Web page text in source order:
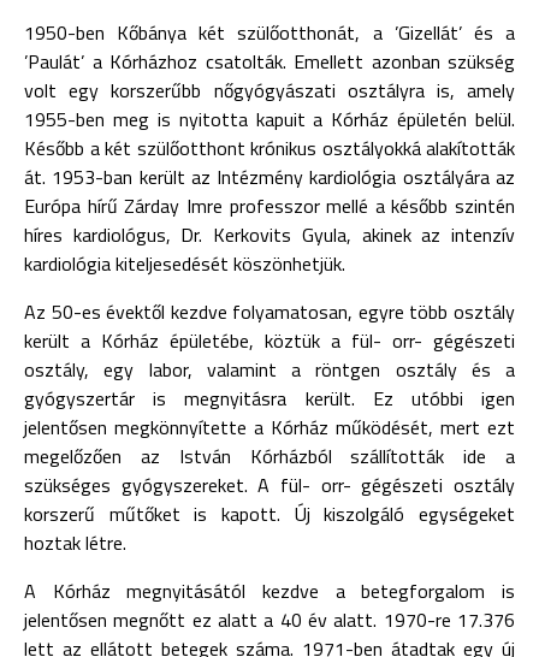
1950-ben Kőbánya két szülőotthonát, a ’Gizellát’ és a
’Paulát’ a Kórházhoz csatolták. Emellett azonban szükség
volt egy korszerűbb nőgyógyászati osztályra is, amely
1955-ben meg is nyitotta kapuit a Kórház épületén belül.
Később a két szülőotthont krónikus osztályokká alakították
át. 1953-ban került az Intézmény kardiológia osztályára az
Európa hírű Zárday Imre professzor mellé a később szintén
híres kardiológus, Dr. Kerkovits Gyula, akinek az intenzív
kardiológia kiteljesedését köszönhetjük.
Az 50-es évektől kezdve folyamatosan, egyre több osztály
került a Kórház épületébe, köztük a fül- orr- gégészeti
osztály, egy labor, valamint a röntgen osztály és a
gyógyszertár is megnyitásra került. Ez utóbbi igen
jelentősen megkönnyítette a Kórház működését, mert ezt
megelőzően az István Kórházból szállították ide a
szükséges gyógyszereket. A fül- orr- gégészeti osztály
korszerű műtőket is kapott. Új kiszolgáló egységeket
hoztak létre.
A Kórház megnyitásától kezdve a betegforgalom is
jelentősen megnőtt ez alatt a 40 év alatt. 1970-re 17.376
lett az ellátott betegek száma. 1971-ben átadtak egy új